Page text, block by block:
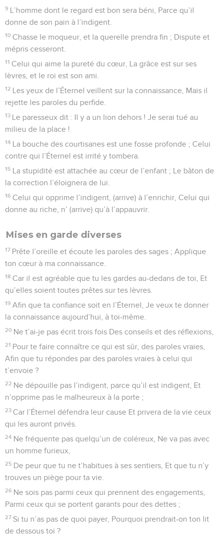
9 L’homme dont le regard est bon sera béni, Parce qu’il
donne de son pain à l’indigent.
10 Chasse le moqueur, et la querelle prendra fin ; Dispute et
mépris cesseront.
11 Celui qui aime la pureté du cœur, La grâce est sur ses
lèvres, et le roi est son ami.
12 Les yeux de l’Éternel veillent sur la connaissance, Mais il
rejette les paroles du perfide.
13 Le paresseux dit : Il y a un lion dehors ! Je serai tué au
milieu de la place !
14 La bouche des courtisanes est une fosse profonde ; Celui
contre qui l’Éternel est irrité y tombera.
15 La stupidité est attachée au cœur de l’enfant ; Le bâton de
la correction l’éloignera de lui.
16 Celui qui opprime l’indigent, (arrive) à l’enrichir, Celui qui
donne au riche, n’ (arrive) qu’à l’appauvrir.
Mises en garde diverses
17 Prête l’oreille et écoute les paroles des sages ; Applique
ton cœur à ma connaissance.
18 Car il est agréable que tu les gardes au-dedans de toi, Et
qu’elles soient toutes prêtes sur tes lèvres.
19 Afin que ta confiance soit en l’Éternel, Je veux te donner
la connaissance aujourd’hui, à toi-même.
20 Ne t’ai-je pas écrit trois fois Des conseils et des réflexions,
21 Pour te faire connaître ce qui est sûr, des paroles vraies,
Afin que tu répondes par des paroles vraies à celui qui
t’envoie ?
22 Ne dépouille pas l’indigent, parce qu’il est indigent, Et
n’opprime pas le malheureux à la porte ;
23 Car l’Éternel défendra leur cause Et privera de la vie ceux
qui les auront privés.
24 Ne fréquente pas quelqu’un de coléreux, Ne va pas avec
un homme furieux,
25 De peur que tu ne t’habitues à ses sentiers, Et que tu n’y
trouves un piège pour ta vie.
26 Ne sois pas parmi ceux qui prennent des engagements,
Parmi ceux qui se portent garants pour des dettes ;
27 Si tu n’as pas de quoi payer, Pourquoi prendrait-on ton lit
de dessous toi ?